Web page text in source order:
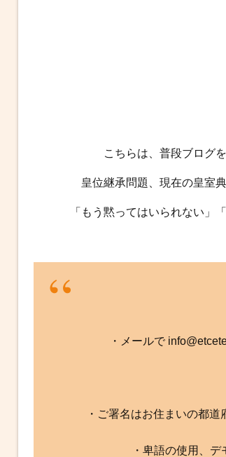
こちらは、普段ブログ
皇位継承問題、現在の皇室
「もう黙ってはいられない」
・メールで
・ご署名はお住まいの都
・卑語の使用、